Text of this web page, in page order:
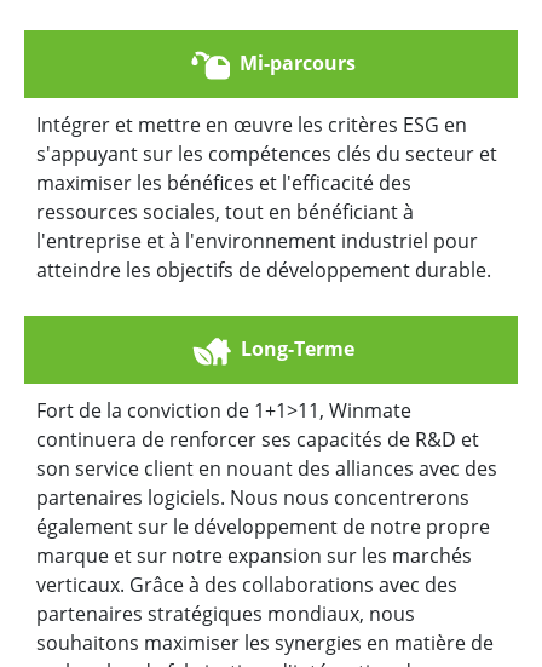
Mi-parcours
Intégrer et mettre en œuvre les critères ESG en
s'appuyant sur les compétences clés du secteur et
maximiser les bénéfices et l'efficacité des
ressources sociales, tout en bénéficiant à
l'entreprise et à l'environnement industriel pour
atteindre les objectifs de développement durable.
Long-Terme
Fort de la conviction de 1+1>11, Winmate
continuera de renforcer ses capacités de R&D et
son service client en nouant des alliances avec des
partenaires logiciels. Nous nous concentrerons
également sur le développement de notre propre
marque et sur notre expansion sur les marchés
verticaux. Grâce à des collaborations avec des
partenaires stratégiques mondiaux, nous
souhaitons maximiser les synergies en matière de